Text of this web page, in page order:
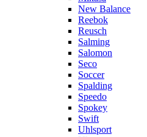
New Balance
Reebok
Reusch
Salming
Salomon
Seco
Soccer
Spalding
Speedo
Spokey
Swift
Uhlsport